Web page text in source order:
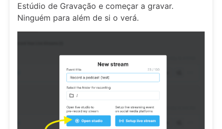
Estúdio de Gravação e começar a gravar.
Ninguém para além de si o verá.